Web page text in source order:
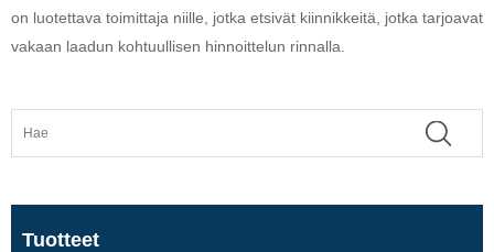
on luotettava toimittaja niille, jotka etsivät kiinnikkeitä, jotka tarjoavat
vakaan laadun kohtuullisen hinnoittelun rinnalla.
Tuotteet